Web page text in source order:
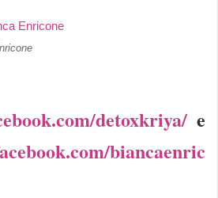
detoxkriya/ e
biancaenric